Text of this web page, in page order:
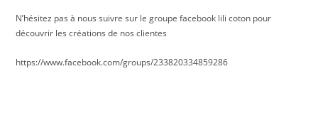
N’hésitez pas à nous suivre sur le groupe facebook lili coton pour
découvrir les créations de nos clientes
https://www.facebook.com/groups/233820334859286